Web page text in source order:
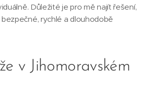
Důležité je pro mě najít řešení,
rychlé a dlouhodobě
v Jihomoravském